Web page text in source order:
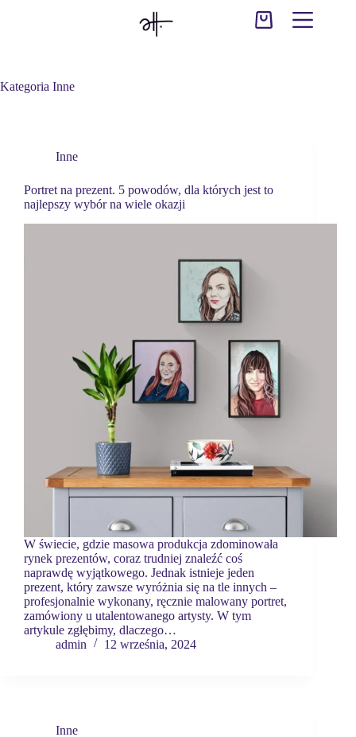
Koszyk
Kategoria Inne
Inne
Portret na prezent. 5 powodów, dla których jest to
najlepszy wybór na wiele okazji
W świecie, gdzie masowa produkcja zdominowała
rynek prezentów, coraz trudniej znaleźć coś
naprawdę wyjątkowego. Jednak istnieje jeden
prezent, który zawsze wyróżnia się na tle innych –
profesjonalnie wykonany, ręcznie malowany portret,
zamówiony u utalentowanego artysty. W tym
artykule zgłębimy, dlaczego…
admin
12 września, 2024
Inne